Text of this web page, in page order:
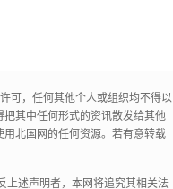
可，任何其他个人或组织均不得以
其中任何形式的资讯散发给其他
北国网的任何资源。若有意转载
上述声明者，本网将追究其相关法